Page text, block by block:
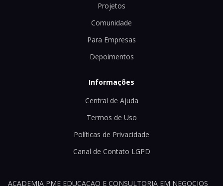
Projetos
Comunidade
Para Empresas
Depoimentos
Informações
Central de Ajuda
Termos de Uso
Políticas de Privacidade
Canal de Contato LGPD
ACADEMIA PME EDUCACAO E CONSULTORIA EM NEGOCIOS